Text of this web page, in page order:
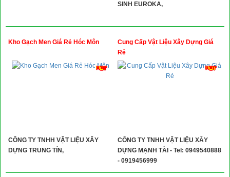
SINH EUROKA,
Kho Gạch Men Giá Rẻ Hóc Môn
CÔNG TY TNHH VẬT LIỆU XÂY
DỰNG TRUNG TÍN,
Cung Cấp Vật Liệu Xây Dựng Giá
Rẻ
CÔNG TY TNHH VẬT LIỆU XÂY
DỰNG MẠNH TÀI - Tel: 0949540888
- 0919456999